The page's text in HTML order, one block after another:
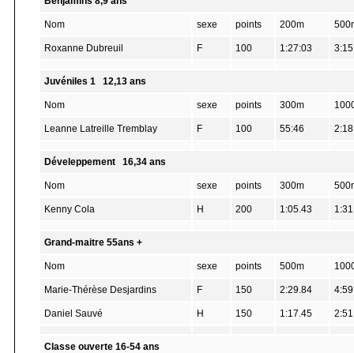
Nom sexe points 200m
Roxanne Dubreuil F 100 1:27:03
Juvéniles 1 12,13 ans
Nom sexe points 300m
Leanne Latreille Tremblay F 100 55:46
Déveleppement 16,34 ans
Nom sexe points 300m
Kenny Cola H 200 1:05.43
Grand-maitre 55ans +
Nom sexe points 500m
Marie-Thérèse Desjardins F 150 2:29.84
Daniel Sauvé H 150 1:17.45
Classe ouverte 16-54 ans